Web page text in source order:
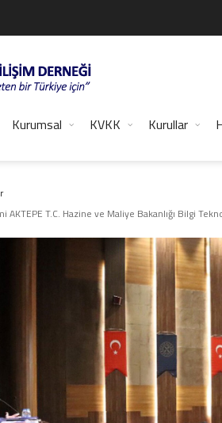
Kurumsal KVKK Kurullar
AKTEPE T.C. Hazine ve Maliye Bakanlığı Bilgi